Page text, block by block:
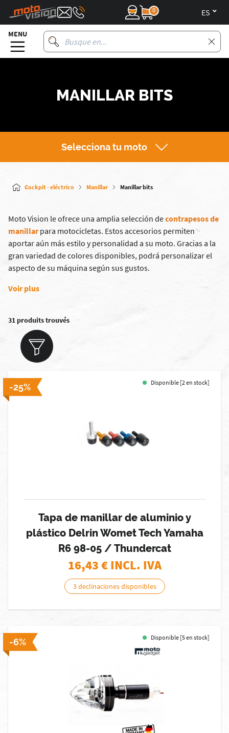
0
MENU
MANILLAR BITS
Selecciona tu moto
Cockpit - eléctrico Manillar Manillar bits
Moto Vision le ofrece una amplia selección decontrapesos de
manillarpara motocicletas. Estos accesorios permiten
aportar aún más estilo y personalidad a su moto. Gracias a la
gran variedad de colores disponibles, podrá personalizar el
aspecto de su máquina según sus gustos.
Voir plus
31 produits trouvés
-25% Disponible [2 en stock]
Tapa de manillar de aluminio y
plástico Delrin Womet Tech Yamaha
R6 98-05 / Thundercat
16,43€ INCL. IVA
3 declinaciones disponibles
-6% Disponible [5 en stock]